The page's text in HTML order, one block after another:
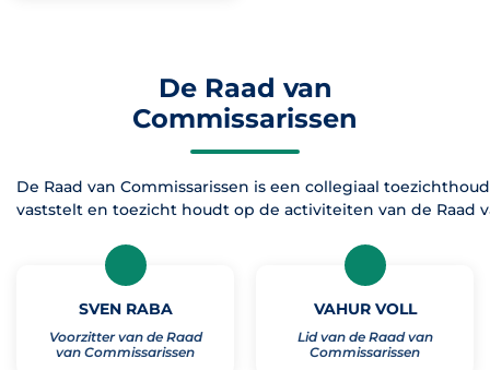
De Raad van
Commissarissen
De Raad van Commissarissen is een collegiaal
vaststelt en toezicht houdt op de activiteiten van de Raad
SVEN RABA
Voorzitter van de Raad
van Commissarissen
VAHUR VOLL
Lid van de Raad van
Commissarissen